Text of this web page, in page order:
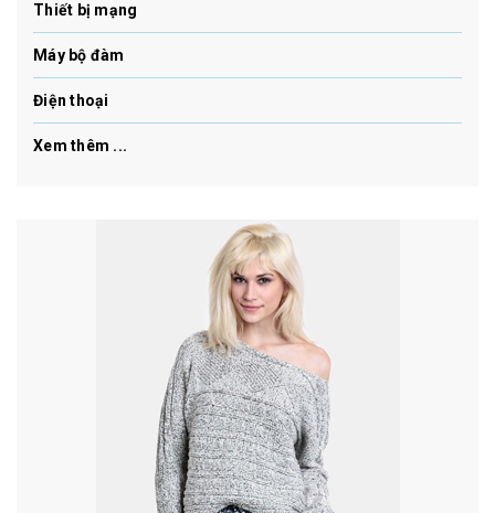
Thiết bị mạng
Máy bộ đàm
Điện thoại
Xem thêm ...